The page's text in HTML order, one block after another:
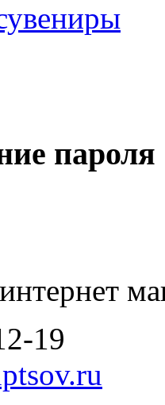
пароля
19